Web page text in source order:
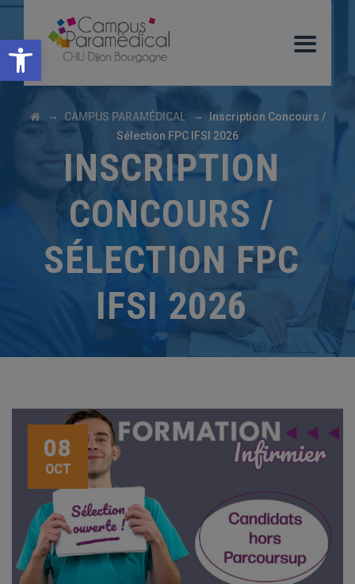
Ouvrir la barre d’outils
→ CAMPUS PARAMÉDICAL →
Inscription Concours /
Sélection FPC IFSI 2026
INSCRIPTION
CONCOURS /
SÉLECTION FPC
IFSI 2026
08
OCT